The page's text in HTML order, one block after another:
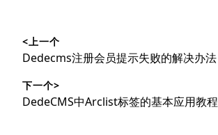
章
导
航
<上一个
上
文
章：
Dedecms注册会员提示失败的解决办法
下一个>
下
DedeCMS中Arclist标签的基本应用教程